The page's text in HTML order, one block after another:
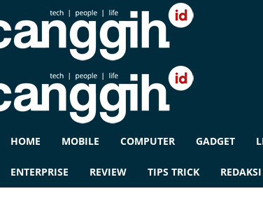
HOME MOBILE COMPUTER GADGET
ENTERPRISE REVIEW TIPS TRICK REDAKSI